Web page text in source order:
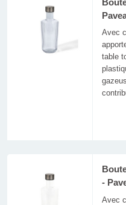
Avec
table
-
Avec